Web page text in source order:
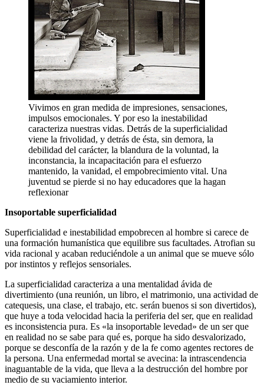
Vivimos en gran medida de impresiones, sensaciones,
impulsos emocionales. Y por eso la inestabilidad
caracteriza nuestras vidas. Detrás de la superficialidad
viene la frivolidad, y detrás de ésta, sin demora, la
debilidad del carácter, la blandura de la voluntad, la
inconstancia, la incapacitación para el esfuerzo
mantenido, la vanidad, el empobrecimiento vital. Una
juventud se pierde si no hay educadores que la hagan
reflexionar
Insoportable superficialidad
Superficialidad e inestabilidad empobrecen al hombre si carece de
una formación humanística que equilibre sus facultades. Atrofian su
vida racional y acaban reduciéndole a un animal que se mueve sólo
por instintos y reflejos sensoriales.
La superficialidad caracteriza a una mentalidad ávida de
divertimiento (una reunión, un libro, el matrimonio, una actividad de
catequesis, una clase, el trabajo, etc. serán buenos si son divertidos),
que huye a toda velocidad hacia la periferia del ser, que en realidad
es inconsistencia pura. Es «la insoportable levedad» de un ser que
en realidad no se sabe para qué es, porque ha sido desvalorizado,
porque se desconfía de la razón y de la fe como agentes rectores de
la persona. Una enfermedad mortal se avecina: la intrascendencia
inaguantable de la vida, que lleva a la destrucción del hombre por
medio de su vaciamiento interior.